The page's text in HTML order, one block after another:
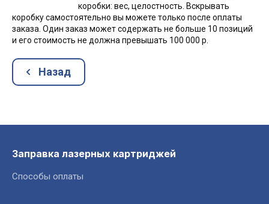
коробки: вес, целостность. Вскрывать
коробку самостоятельно вы можете только после оплаты
заказа. Один заказ может содержать не больше 10 позиций
и его стоимость не должна превышать 100 000 р.
Назад
Заправка лазерных картриджей
Способы оплаты